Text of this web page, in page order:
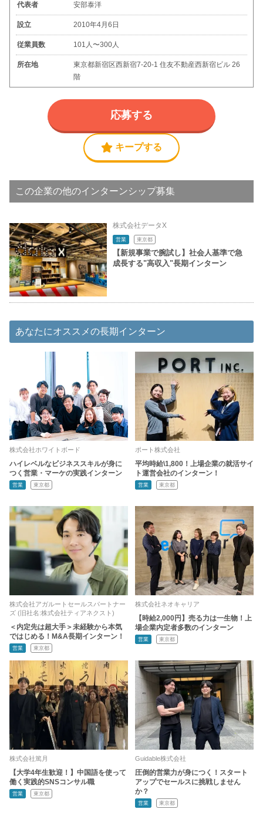
代表者 安部泰洋
設立 2010年4月6日
従業員数 101人〜300人
所在地
東京都新宿区西新宿7-20-1 住友不動産西新宿ビル 26
階
キープする
応募する
この企業の他のインターンシップ募集
株式会社データX
営業 東京都
【新規事業で腕試し】社会人基準で急
成長する"高収入"長期インターン
あなたにオススメの長期インターン
株式会社ホワイトボード
ハイレベルなビジネススキルが身に
つく営業・マーケの実践インターン
営業 東京都
ポート株式会社
平均時給\1,800！上場企業の就活サイ
ト運営会社のインターン！
営業 東京都
株式会社アガルートセールスパートナー
ズ (旧社名:株式会社ティアネクスト)
＜内定先は超大手＞未経験から本気
ではじめる！M&A長期インターン！
営業 東京都
株式会社ネオキャリア
【時給2,000円】売る力は一生物！上
場企業内定者多数のインターン
営業 東京都
株式会社篤月
【大学4年生歓迎！】中国語を使って
働く実践的SNSコンサル職
営業 東京都
Guidable株式会社
圧倒的営業力が身につく！スタート
アップでセールスに挑戦しません
か？
営業 東京都